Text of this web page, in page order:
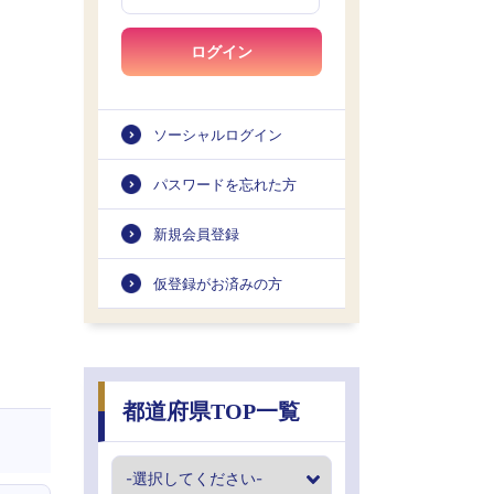
ログイン
ソーシャルログイン
パスワードを忘れた方
新規会員登録
仮登録がお済みの方
都道府県TOP一覧